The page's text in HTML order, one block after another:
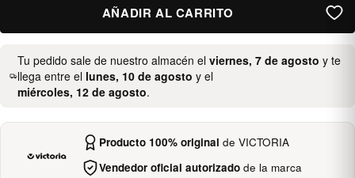
AÑADIR AL CARRITO
Tu pedido sale de nuestro almacén el viernes, 7 de agosto y te
llega entre el lunes, 10 de agosto y el
miércoles, 12 de agosto.
Producto 100% original de VICTORIA
Vendedor oficial autorizadode la marca